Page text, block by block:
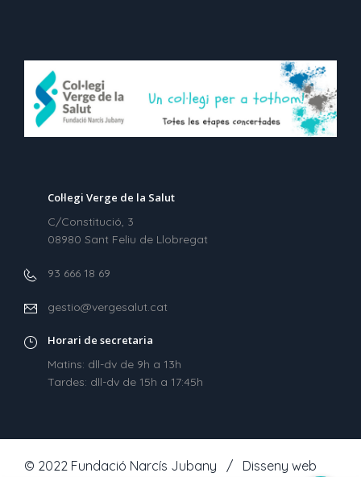
Col·legi Verge de la Salut
C/Constitució, 3
08980 Sant Feliu de Llobregat
93 666 18 69
gestio@vergesalut.cat
Horari de secretaria
Matins: dll-dv de 9h a 13h
Tardes: dll-dv de 15h a 17:45h
© 2022 Fundació Narcís Jubany / Disseny web